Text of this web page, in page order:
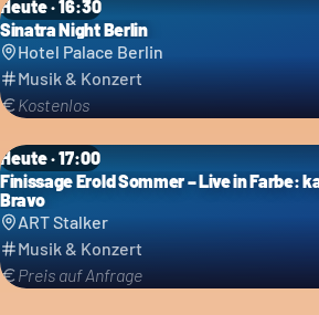
Heute · 16:30
Sinatra Night Berlin
Hotel Palace Berlin
Musik & Konzert
Kostenlos
Heute · 17:00
Finissage Erold Sommer – Live in Farbe:
Bravo
ART Stalker
Musik & Konzert
Preis auf Anfrage